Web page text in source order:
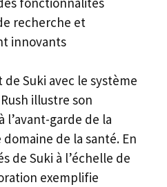
recherche et
innovants
Suki avec le système
illustre son
l’avant-garde de la
de la santé. En
de Suki à l’échelle de
exemplifie